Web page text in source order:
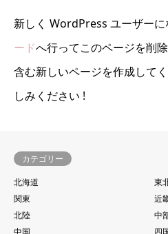
新しく WordPress ユーザーに
ードへ行ってこのページを削
含む新しいページを作成して
しみください !
カテゴリー
北海道
東
関東
近
北陸
中
中国
四